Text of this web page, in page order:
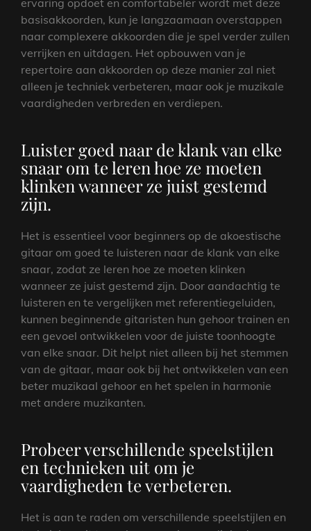
basisakkoorden, kun je langzaamaan overstappen
naar complexere akkoorden die je spel verder zullen
verrijken en uitdagen. Het opbouwen van je
repertoire aan akkoorden op deze manier zal niet
alleen je techniek verbeteren, maar ook je muzikale
vaardigheden verbreden en verdiepen.
Luister goed naar de klank van elke
snaar om te leren hoe ze moeten
klinken wanneer ze juist gestemd
zijn.
Het is essentieel voor beginners op de akoestische
gitaar om goed te luisteren naar de klank van elke
snaar, zodat ze leren hoe ze moeten klinken
wanneer ze juist gestemd zijn. Door aandachtig te
luisteren en te vergelijken met referentiegeluiden,
kunnen beginnende gitaristen hun gehoor trainen en
een gevoel ontwikkelen voor de juiste toonhoogte
van elke snaar. Dit helpt niet alleen bij het stemmen
van de gitaar, maar ook bij het ontwikkelen van een
beter muzikaal gehoor en het spelen in harmonie
met andere muzikanten.
Probeer verschillende speelstijlen
en technieken uit om je
vaardigheden te verbeteren.
Het is aan te raden om verschillende speelstijlen en